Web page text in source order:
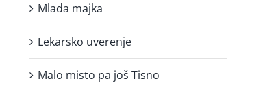
Mlada majka
Lekarsko uverenje
Malo misto pa još Tisno